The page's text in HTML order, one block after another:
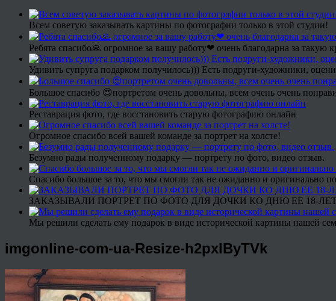
Всем советую заказывать картины по фотографии только в этой студии!
Ребята спасибо🙏 огромное за вашу работу❤ очень благодарна за такую
Удивить супруга подарком получилось))) Есть подруги-художники,
Большое спасибо 😍портретом очень довольны, всем очень очень
Реставрация фото, где восстановить старую фотографию онлайн
Огромное спасибо всей вашей команде за портрет на холсте!
Безумно рады полученному подарку — портрету по фото, видео отзыв.
Спасибо большое за то, что мы смогли так не ожиданно и оригинально
ЗАКАЗЫВАЛИ ПОРТРЕТ ПО ФОТО ДЛЯ ДОЧКИ КО ДНЮ ЕЕ 18-
Мы решили сделать ему подарок в виде исторической картины нашей
imgonline-com-ua-Resize-h2pxlByTVk